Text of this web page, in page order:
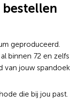
bestellen
geproduceerd.
binnen 72 en zelfs
van jouw spandoek
die bij jou past.